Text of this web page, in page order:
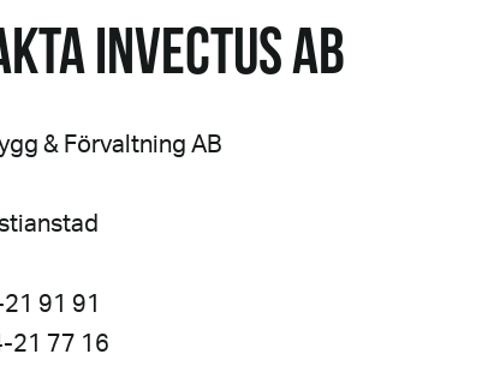
INVECTUS AB
& Förvaltning AB
91 91
21 77 16